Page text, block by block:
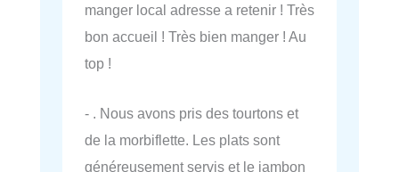
manger local adresse a retenir ! Très
bon accueil ! Très bien manger ! Au
top !
- . Nous avons pris des tourtons et
de la morbiflette. Les plats sont
généreusement servis et le jambon